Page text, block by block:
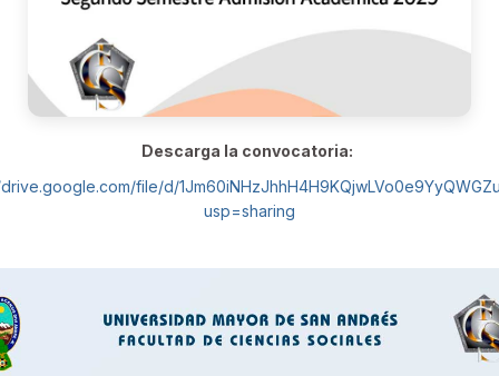
Descarga la convocatoria:
file/d/
usp=sharing